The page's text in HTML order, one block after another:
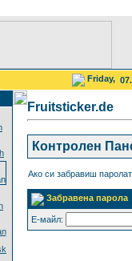
Friday,
Fruitsticker.de
Контролен
Ако си забравиш
Забравена парола
Е-майл: